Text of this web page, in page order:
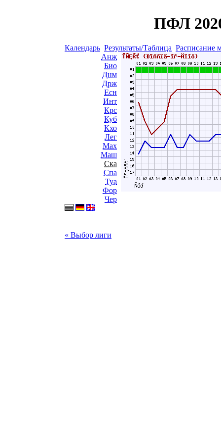
ПФЛ
Календарь Результаты/Таблица Расписание
Анж
Био
Днм
Држ
Есн
Инт
Крс
Куб
Кхо
Лег
Мах
Маш
Ска
Спа
Туа
Фор
Чер
« Выбор лиги